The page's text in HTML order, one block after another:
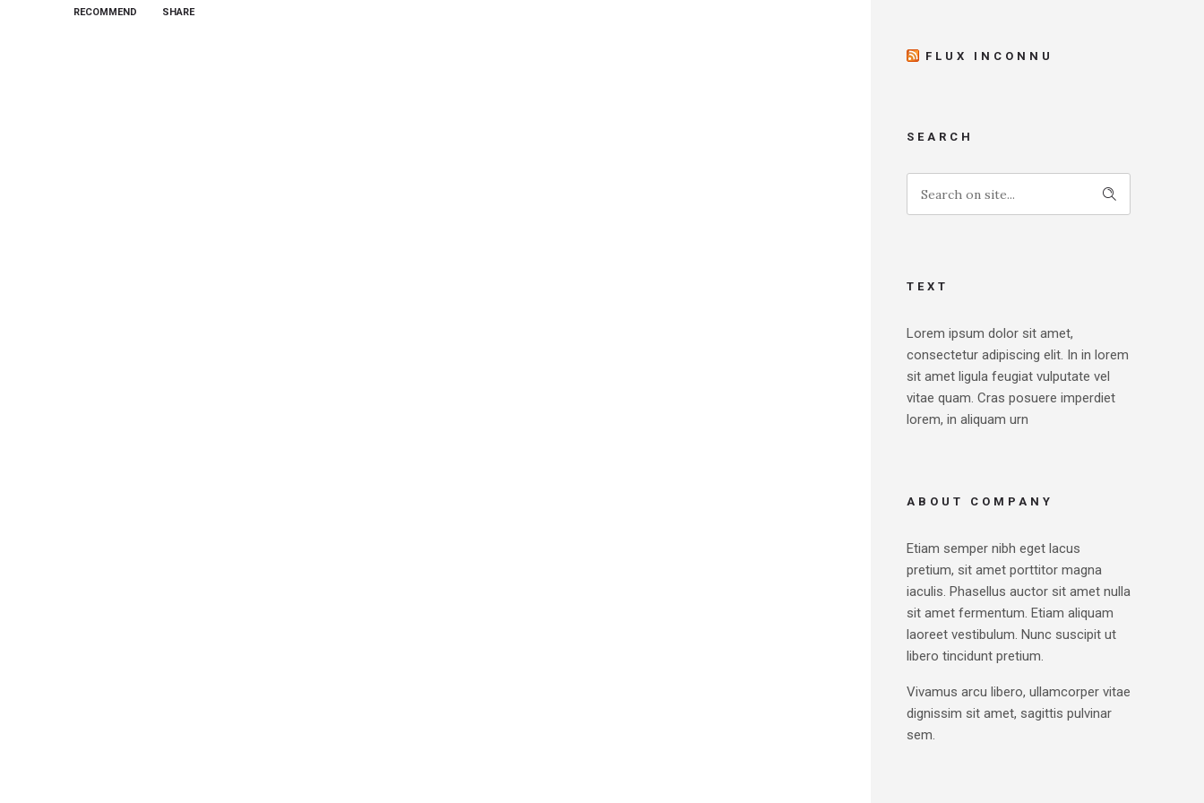
RECOMMEND SHARE
FLUX INCONNU
SEARCH
TEXT
Lorem ipsum dolor sit amet,
consectetur adipiscing elit. In in lorem
sit amet ligula feugiat vulputate vel
vitae quam. Cras posuere imperdiet
lorem, in aliquam urn
ABOUT COMPANY
Etiam semper nibh eget lacus
pretium, sit amet porttitor magna
iaculis. Phasellus auctor sit amet nulla
sit amet fermentum. Etiam aliquam
laoreet vestibulum. Nunc suscipit ut
libero tincidunt pretium.
Vivamus arcu libero, ullamcorper vitae
dignissim sit amet, sagittis pulvinar
sem.